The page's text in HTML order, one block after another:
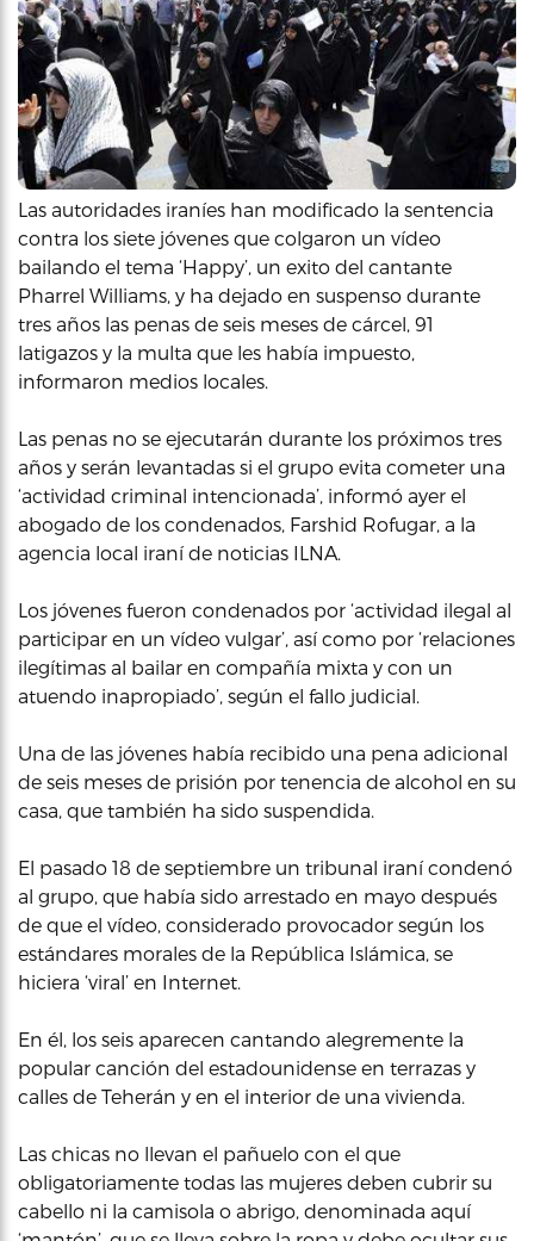
Las autoridades iraníes han modificado la sentencia
contra los siete jóvenes que colgaron un vídeo
bailando el tema ‘Happy’, un exito del cantante
Pharrel Williams, y ha dejado en suspenso durante
tres años las penas de seis meses de cárcel, 91
latigazos y la multa que les había impuesto,
informaron medios locales.
Las penas no se ejecutarán durante los próximos tres
años y serán levantadas si el grupo evita cometer una
‘actividad criminal intencionada’, informó ayer el
abogado de los condenados, Farshid Rofugar, a la
agencia local iraní de noticias ILNA.
Los jóvenes fueron condenados por ‘actividad ilegal al
participar en un vídeo vulgar’, así como por ‘relaciones
ilegítimas al bailar en compañía mixta y con un
atuendo inapropiado’, según el fallo judicial.
Una de las jóvenes había recibido una pena adicional
de seis meses de prisión por tenencia de alcohol en su
casa, que también ha sido suspendida.
El pasado 18 de septiembre un tribunal iraní condenó
al grupo, que había sido arrestado en mayo después
de que el vídeo, considerado provocador según los
estándares morales de la República Islámica, se
hiciera ‘viral’ en Internet.
En él, los seis aparecen cantando alegremente la
popular canción del estadounidense en terrazas y
calles de Teherán y en el interior de una vivienda.
Las chicas no llevan el pañuelo con el que
obligatoriamente todas las mujeres deben cubrir su
cabello ni la camisola o abrigo, denominada aquí